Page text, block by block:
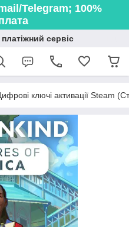
Telegram; 100%
сервіс
ключі активації Steam